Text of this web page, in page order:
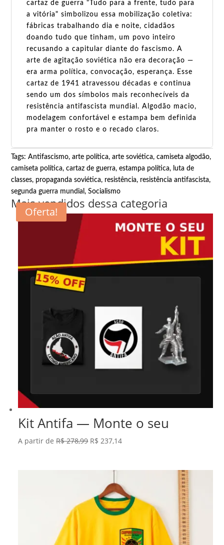
cartaz de guerra "Tudo para a frente, tudo para
a vitória" simbolizou essa mobilização coletiva:
fábricas trabalhando dia e noite, cidadãos
doando tudo que tinham, um povo inteiro
recusando a capitular diante do fascismo. A
arte de agitação soviética não era decoração —
era arma política, convocação, esperança. Esse
cartaz de 1941 atravessou décadas e continua
sendo um dos símbolos mais reconhecíveis da
resistência antifascista mundial. Algodão macio,
modelagem confortável e estampa bem definida
pra manter o rosto e o recado claros.
Tags:Antifascismo,arte política,arte soviética,camiseta algodão,
camiseta política,cartaz de guerra,estampa política, luta de
classes, propaganda soviética, resistência, resistência antifascista,
segunda guerra mundial,Socialismo
Mais vendidos dessa categoria
Oferta!
Kit Antifa — Monte o seu
A partir deR$278,99 O
R$ 278,99.
R$ 237,14O
R$ 237,14.